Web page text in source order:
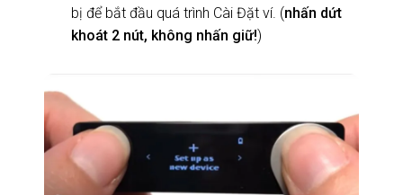
bị để bắt đầu quá trình Cài Đặt ví. (nhấn dứt
khoát 2 nút, không nhấn giữ!)